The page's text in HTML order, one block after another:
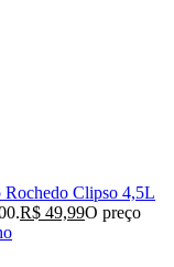
Rochedo Clipso 4,5L
R$ 49,99O preço